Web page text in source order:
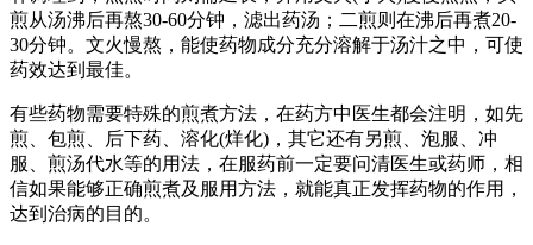
煎从汤沸后再熬30-60分钟，滤出药汤；二煎则在沸后再煮20-
30分钟。文火慢熬，能使药物成分充分溶解于汤汁之中，可使
药效达到最佳。
有些药物需要特殊的煎煮方法，在药方中医生都会注明，如先
煎、包煎、后下药、溶化(烊化)，其它还有另煎、泡服、冲
服、煎汤代水等的用法，在服药前一定要问清医生或药师，相
信如果能够正确煎煮及服用方法，就能真正发挥药物的作用，
达到治病的目的。